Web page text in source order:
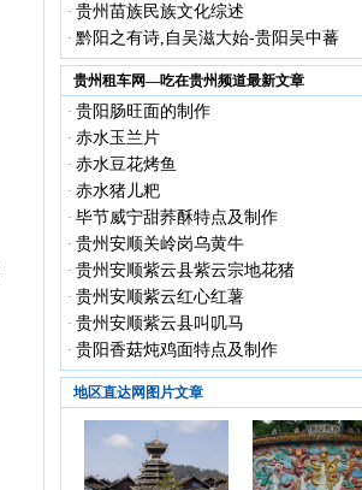
· 贵州苗族民族文化综述
· 黔阳之有诗,自吴滋大始-贵阳吴中蕃
贵州租车网—吃在贵州频道最新文章
· 贵阳肠旺面的制作
· 赤水玉兰片
· 赤水豆花烤鱼
· 赤水猪儿粑
· 毕节威宁甜荞酥特点及制作
· 贵州安顺关岭岗乌黄牛
· 贵州安顺紫云县紫云宗地花猪
· 贵州安顺紫云红心红薯
· 贵州安顺紫云县叫叽马
· 贵阳香菇炖鸡面特点及制作
地区直达网图片文章